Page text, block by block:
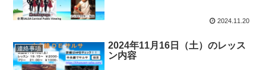
2024.11.20
連絡事項
2024年11月16日（土）のレッス
ン内容